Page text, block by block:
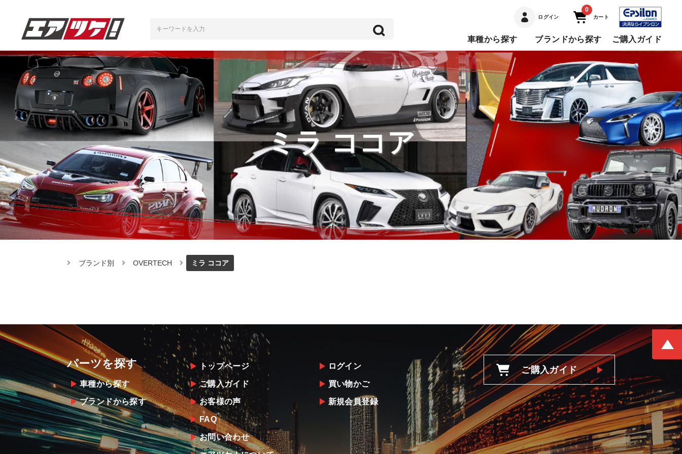
ログイン
0
カート
車種から探す ブランドから探す ご購入ガイド
ミラ ココア
ブランド別 OVERTECH ミラ ココア
パーツを探す
車種から探す
ブランドから探す
トップページ
ご購入ガイド
お客様の声
FAQ
お問い合わせ
ログイン
買い物かご
新規会員登録
ご購入ガイド